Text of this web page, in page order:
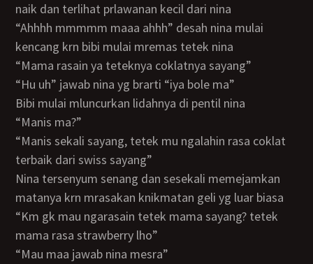
naik dan terlihat prlawanan kecil dari nina
“ahhhh mmmmm maaa ahhh” desah nina mulai
kencang krn bibi mulai mremas tetek nina
“mama rasain ya teteknya coklatnya sayang”
“hu uh” jawab nina yg brarti “iya bole ma”
bibi mulai mluncurkan lidahnya di pentil nina
“manis ma?”
“manis sekali sayang, tetek mu ngalahin rasa coklat
terbaik dari swiss sayang”
nina tersenyum senang dan sesekali memejamkan
matanya krn mrasakan knikmatan geli yg luar biasa
“km gk mau ngarasain tetek mama sayang? tetek
mama rasa strawberry lho”
“mau maa jawab nina mesra”